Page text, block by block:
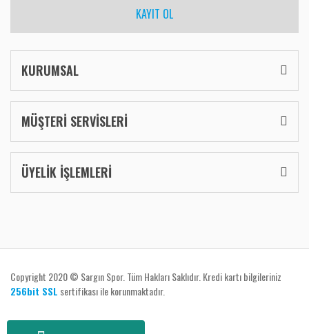
KAYIT OL
KURUMSAL
MÜŞTERİ SERVİSLERİ
ÜYELİK İŞLEMLERİ
Copyright 2020 © Sargın Spor. Tüm Hakları Saklıdır. Kredi kartı bilgileriniz
256bit SSL sertifikası ile korunmaktadır.